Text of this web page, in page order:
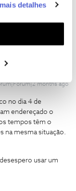
e
seus interesses
Pode gerir a
detalhes
comentários.
months ago
no dia 4 de
endereçado o
tempos têm o
na mesma situação.
usar um